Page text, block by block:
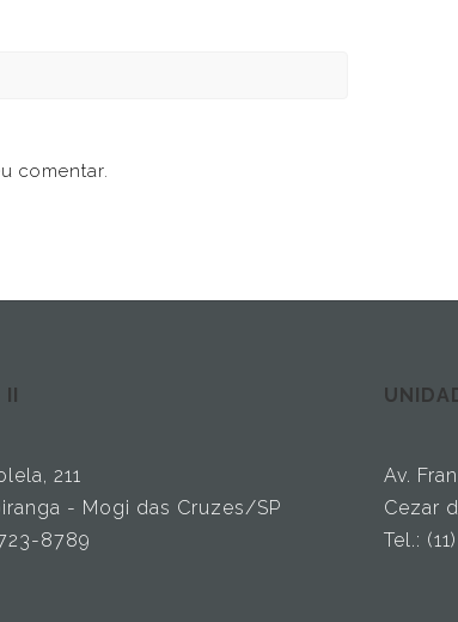
comentar.
II
211
- Mogi das Cruzes/SP
8789
Av.
Cezar
Tel.: